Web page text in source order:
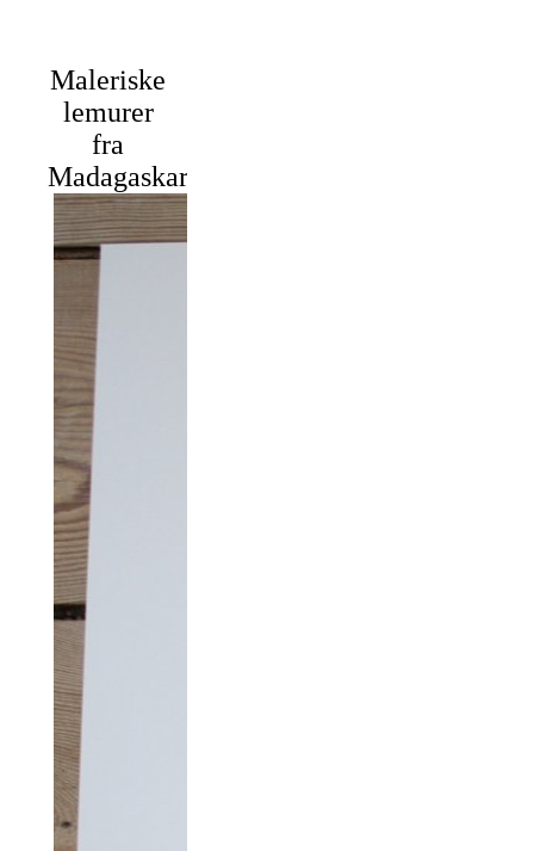
Maleriske
lemurer
fra
Madagaskar